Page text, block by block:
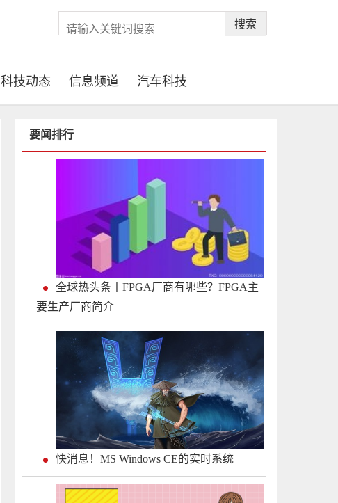
搜索
科技动态 信息频道 汽车科技
要闻排行
全球热头条丨FPGA厂商有哪些？FPGA主
要生产厂商简介
快消息！MS Windows CE的实时系统